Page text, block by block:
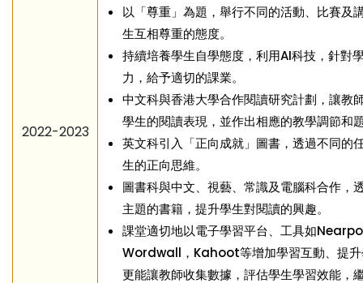
2022-2023
以「尊重」為題，舉行不同的活動、比賽及
生互相尊重的態度。
持續培養學生自學態度，利用AI科技，針對
力，給予適切的課業。
中文科與香港大學合作閱讀研究計劃，讓教
學生的閱讀表現，並作出相應的教學調節和
英文科引入「正向成就」圖書，透過不同的
生的正向思維。
圖書科與中文、視藝、常識及電腦科合作，
主題的書籍，提升學生對閱讀的興趣。
課堂適切地以電子學習平台、工具如
Wordwall，Kahoot等增加學習互動、提升
更能讓教師收集數據，評估學生學習效能，